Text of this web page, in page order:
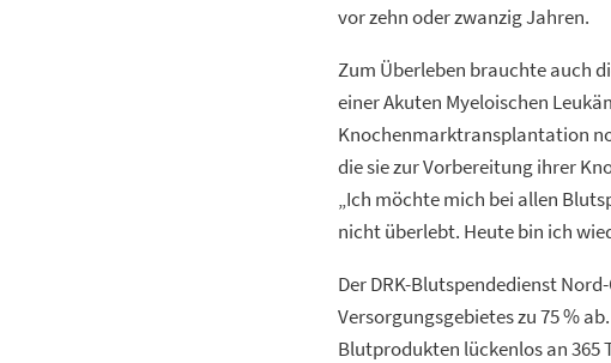
vor zehn oder zwanzig Jahren.
Zum Überleben brauchte auch
einer Akuten Myeloischen
Knochenmarktransplantation
die sie zur Vorbereitung ihrer
„Ich möchte mich bei allen
nicht überlebt. Heute bin ich
Der DRK-Blutspendedienst
Versorgungsgebietes zu 75 %
Blutprodukten lückenlos an 365